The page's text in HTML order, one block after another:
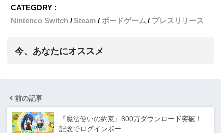
CATEGORY :
Nintendo Switch
Steam ボードゲーム プレスリリース
今、あなたにオススメ
前の記事
『魔法使いの約束』800万ダウンロード突破！
記念でログインボー…